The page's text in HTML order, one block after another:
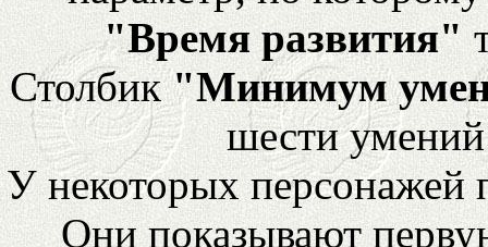
"Время развития"
Столбик"Минимум
шести
У некоторых персонажей
Они показывают